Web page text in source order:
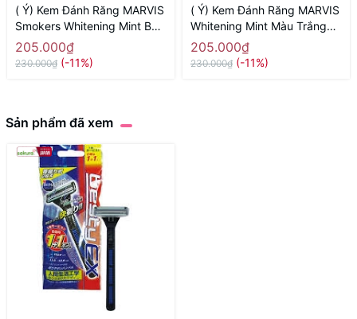
( Ý) Kem Đánh Răng MARVIS
Smokers Whitening Mint Bạc
Trắng ( Dành Cho Người Hút
Thuốc Lá)
205.000₫
230.000₫ (-11%)
( Ý) Kem Đánh Răng MARVIS
Whitening Mint Màu Trắng
85ml ( Chứa Tinh Chất Trắng
Răng)
205.000₫
230.000₫ (-11%)
Sản phẩm đã xem